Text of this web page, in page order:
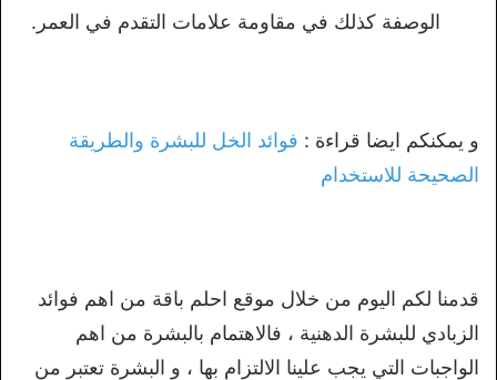
الوصفة كذلك في مقاومة علامات التقدم في العمر.
و يمكنكم ايضا قراءة : فوائد الخل للبشرة والطريقة
الصحيحة للاستخدام
قدمنا لكم اليوم من خلال موقع احلم باقة من اهم فوائد
الزبادي للبشرة الدهنية ، فالاهتمام بالبشرة من اهم
الواجبات التي يجب علينا الالتزام بها ، و البشرة تعتبر من